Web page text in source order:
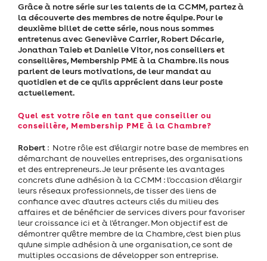
Grâce à notre série sur les talents de la CCMM, partez à
la découverte des membres de notre équipe. Pour le
deuxième billet de cette série, nous nous sommes
entretenus avec Geneviève Carrier, Robert Décarie,
Jonathan Taieb et Danielle Vitor, nos conseillers et
conseillères, Membership PME à la Chambre. Ils nous
parlent de leurs motivations, de leur mandat au
quotidien et de ce qu'ils apprécient dans leur poste
actuellement.
Quel est votre rôle en tant que conseiller ou
conseillère, Membership PME à la Chambre?
Robert : Notre rôle est d'élargir notre base de membres en
démarchant de nouvelles entreprises, des organisations
et des entrepreneurs. Je leur présente les avantages
concrets d'une adhésion à la CCMM : l'occasion d'élargir
leurs réseaux professionnels, de tisser des liens de
confiance avec d'autres acteurs clés du milieu des
affaires et de bénéficier de services divers pour favoriser
leur croissance ici et à l'étranger. Mon objectif est de
démontrer qu'être membre de la Chambre, c'est bien plus
qu'une simple adhésion à une organisation, ce sont de
multiples occasions de développer son entreprise.